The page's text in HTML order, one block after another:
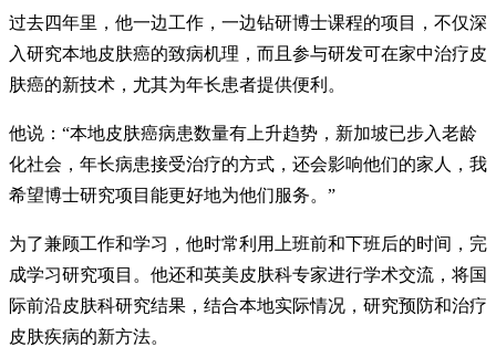
过去四年里，他一边工作，一边钻研博士课程的项目，不仅深
入研究本地皮肤癌的致病机理，而且参与研发可在家中治疗皮
肤癌的新技术，尤其为年长患者提供便利。
他说：“本地皮肤癌病患数量有上升趋势，新加坡已步入老龄
化社会，年长病患接受治疗的方式，还会影响他们的家人，我
希望博士研究项目能更好地为他们服务。”
为了兼顾工作和学习，他时常利用上班前和下班后的时间，完
成学习研究项目。他还和英美皮肤科专家进行学术交流，将国
际前沿皮肤科研究结果，结合本地实际情况，研究预防和治疗
皮肤疾病的新方法。